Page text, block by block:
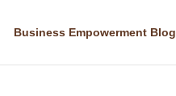
Business Empowerment Blog